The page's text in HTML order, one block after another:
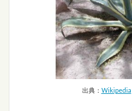
出典： Wikipedia